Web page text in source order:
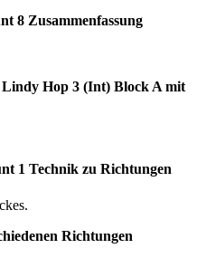
8 Zusammenfassung
Lindy Hop 3 (Int) Block A mit
1 Technik zu Richtungen
Richtungen